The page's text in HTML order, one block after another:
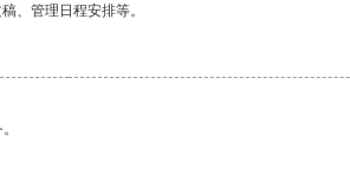
、管理日程安排等。